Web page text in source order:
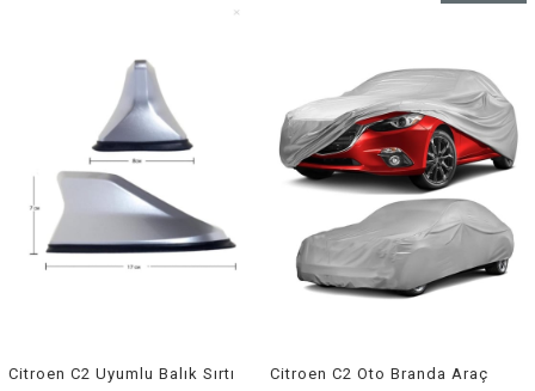
Citroen C2 Uyumlu Balık Sırtı
Citroen C2 Oto Branda Araç